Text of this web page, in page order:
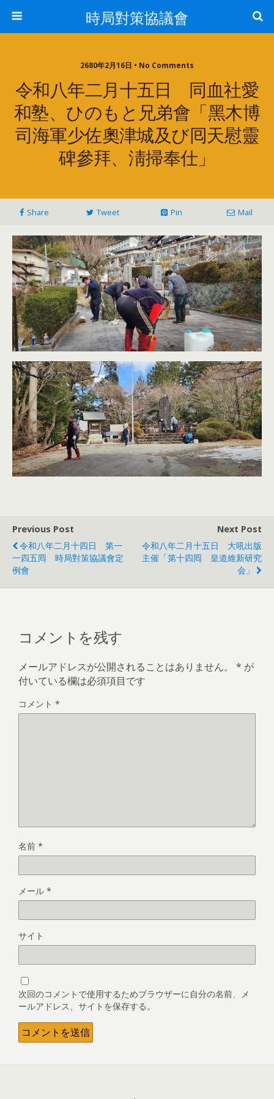
時局對策協議會
2680年2月16日 • No Comments
令和八年二月十五日 同血社愛
和塾、ひのもと兄弟會「黑木博
司海軍少佐奧津城及び囘天慰靈
碑參拜、淸掃奉仕」
Share Tweet Pin Mail
Previous Post
令和八年二月十四日 第一
一四五囘 時局對策協議會定
例會
Next Post
令和八年二月十五日 大吼出版
主催「第十四囘 皇道維新研究
会」
コメントを残す
メールアドレスが公開されることはありません。 * が
付いている欄は必須項目です
コメント *
名前 *
メール *
サイト
次回のコメントで使用するためブラウザーに自分の名前、メ
ールアドレス、サイトを保存する。